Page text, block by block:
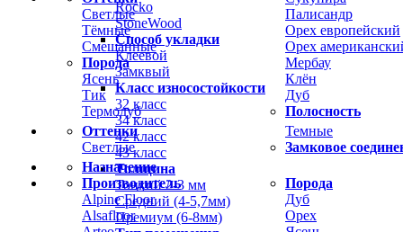
Светлые
Тёмные
Смешанные
Порода
Ясень
Тик
Термодуб
Палисандр
Орех европейский
Орех
Мербау
Клён
Дуб
Полосность
Оттенки
Светлые
Темные
Замковое
Назначение
Производитель
Alpine Floor
Alsafloor
Порода
Дуб
Орех
Rocko
StoneWood
Способ укладки
Клеевой
Замквый
Класс износостойкости
32 класс
34 класс
42 класс
43 класс
Толщина
Тонкий 2-3 мм
Средний (4-5,7мм)
Премиум (6-8мм)